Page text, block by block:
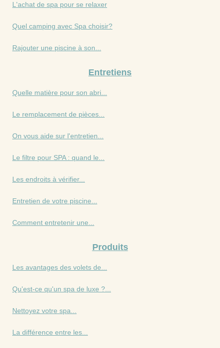
L'achat de spa pour se relaxer
Quel camping avec Spa choisir?
Rajouter une piscine à son...
Entretiens
Quelle matière pour son abri...
Le remplacement de pièces...
On vous aide sur l'entretien...
Le filtre pour SPA : quand le...
Les endroits à vérifier...
Entretien de votre piscine...
Comment entretenir une...
Produits
Les avantages des volets de...
Qu'est-ce qu'un spa de luxe ?...
Nettoyez votre spa...
La différence entre les...